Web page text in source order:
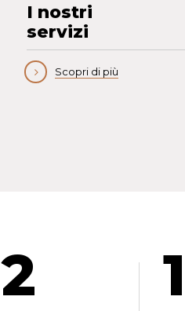
I nostri
servizi
Scopri di più
2 1